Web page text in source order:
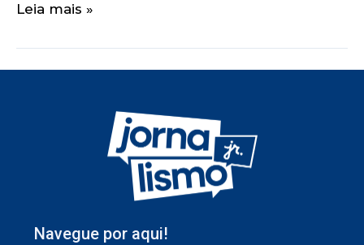
Leia mais »
Navegue por aqui!